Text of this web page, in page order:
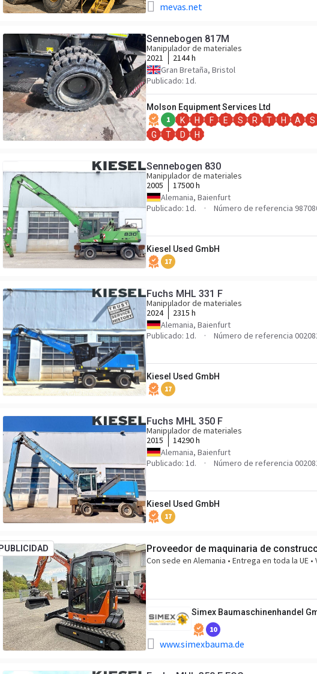
mevas.net
Sennebogen 817M
Manipulador de materiales
2021
2144 h
Gran Bretaña, Bristol
Publicado: 1d.
Molson Equipment Services Ltd
1 K H F E S R T H A S
G
T D H
Sennebogen 830
Manipulador de materiales
2005
17500 h
Alemania, Baienfurt
Publicado: 1d.
Número de referencia
Kiesel Used GmbH
17
Fuchs MHL 331 F
Manipulador de materiales
2024
2315 h
Alemania, Baienfurt
Publicado: 1d.
Número de referencia
Kiesel Used GmbH
17
Fuchs MHL 350 F
Manipulador de materiales
2015
14290 h
Alemania, Baienfurt
Publicado: 1d.
Número de referencia
Kiesel Used GmbH
17
PUBLICIDAD Proveedor de maquinaria de
Con sede en Alemania • Entrega en toda la UE
Simex Baumaschinenhandel
10
www.simexbauma.de